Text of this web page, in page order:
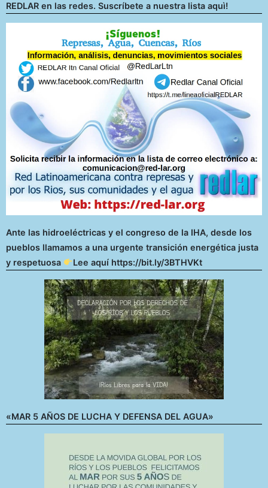
REDLAR en las redes. Suscríbete a nuestra lista aquì!
Ante las hidroeléctricas y el congreso de la IHA, desde los
pueblos llamamos a una urgente transición energética justa
y respetuosa
Lee aquí https://bit.ly/3BTHVKt
«MAR 5 AÑOS DE LUCHA Y DEFENSA DEL AGUA»